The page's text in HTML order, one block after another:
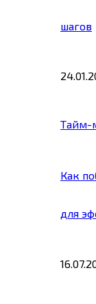
шагов
Тайм-
Как
для